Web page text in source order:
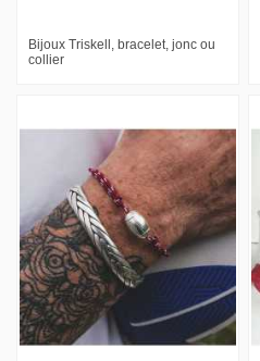
Bijoux Triskell, bracelet, jonc ou
collier